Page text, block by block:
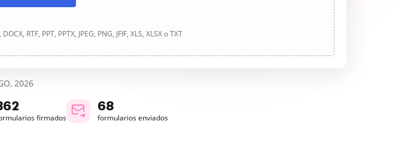
RTF, PPT, PPTX, JPEG, PNG, JFIF, XLS, XLSX o TXT
2026
firmados
68
formularios enviados